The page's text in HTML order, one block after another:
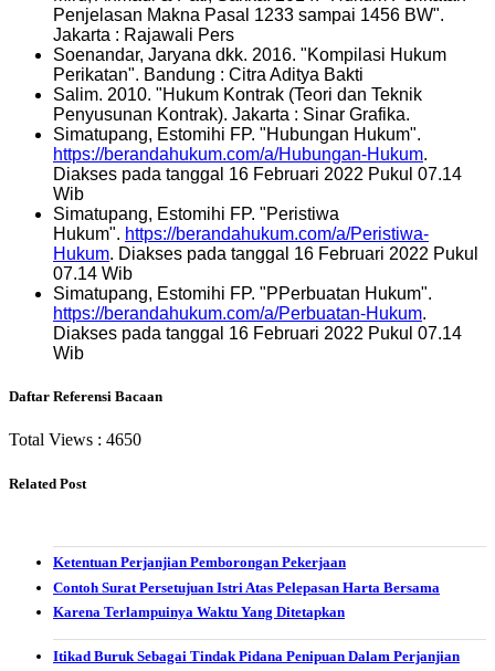
Penjelasan Makna Pasal 1233 sampai 1456 BW".
Jakarta : Rajawali Pers
Soenandar, Jaryana dkk. 2016. "Kompilasi Hukum
Perikatan". Bandung : Citra Aditya Bakti
Salim. 2010. "Hukum Kontrak (Teori dan Teknik
Penyusunan Kontrak). Jakarta : Sinar Grafika.
Simatupang, Estomihi FP. "Hubungan Hukum".
https://berandahukum.com/a/Hubungan-Hukum.
Diakses pada tanggal 16 Februari 2022 Pukul 07.14
Wib
Simatupang, Estomihi FP. "Peristiwa
Hukum". https://berandahukum.com/a/Peristiwa-
Hukum. Diakses pada tanggal 16 Februari 2022 Pukul
07.14 Wib
Simatupang, Estomihi FP. "PPerbuatan Hukum".
https://berandahukum.com/a/Perbuatan-Hukum.
Diakses pada tanggal 16 Februari 2022 Pukul 07.14
Wib
Daftar Referensi Bacaan
Total Views : 4650
Related Post
Ketentuan Perjanjian Pemborongan Pekerjaan
Contoh Surat Persetujuan Istri Atas Pelepasan Harta Bersama
Karena Terlampuinya Waktu Yang Ditetapkan
Itikad Buruk Sebagai Tindak Pidana Penipuan Dalam Perjanjian